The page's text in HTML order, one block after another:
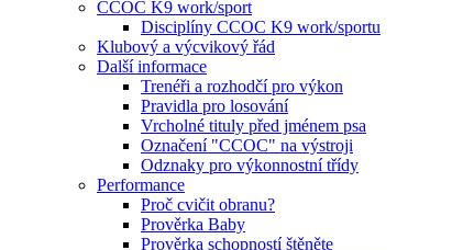
CCOC K9 work/sport
Disciplíny CCOC K9 work/sportu
Klubový a výcvikový řád
Další informace
Trenéři a rozhodčí pro výkon
Pravidla pro losování
Vrcholné tituly před jménem psa
Označení "CCOC" na výstroji
Odznaky pro výkonnostní třídy
Performance
Proč cvičit obranu?
Prověrka Baby
Prověrka schopností štěněte